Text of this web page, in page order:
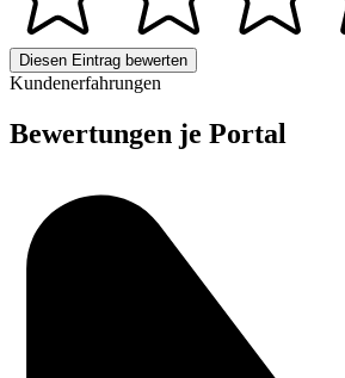
Diesen Eintrag bewerten
Kundenerfahrungen
Bewertungen je Portal